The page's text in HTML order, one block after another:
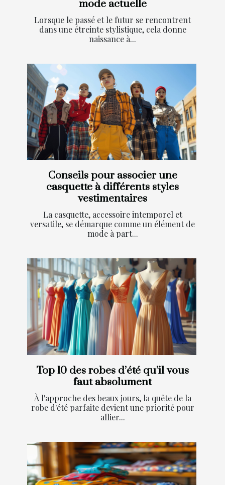
mode actuelle
Lorsque le passé et le futur se rencontrent
dans une étreinte stylistique, cela donne
naissance à...
Conseils pour associer une
casquette à différents styles
vestimentaires
La casquette, accessoire intemporel et
versatile, se démarque comme un élément de
mode à part...
Top 10 des robes d’été qu’il vous
faut absolument
À l'approche des beaux jours, la quête de la
robe d'été parfaite devient une priorité pour
allier...